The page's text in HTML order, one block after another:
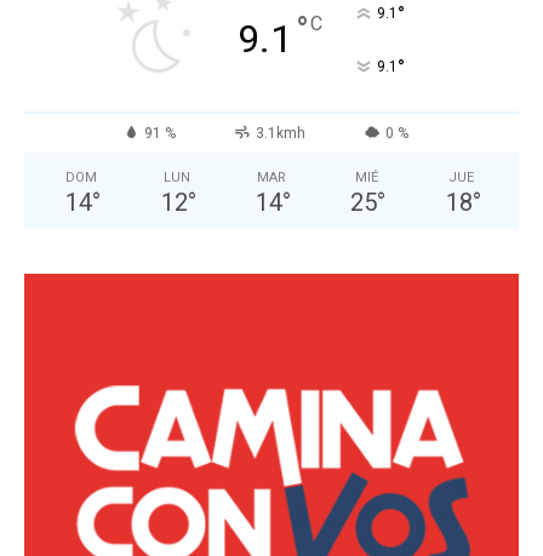
9.1 °C 9.1 °
9.1 °
91 % 3.1kmh 0 %
DOM
14°
LUN
12°
MAR
14°
MIÉ
25°
JUE
18°